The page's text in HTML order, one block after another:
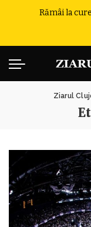
Rămâi la
Ziarul